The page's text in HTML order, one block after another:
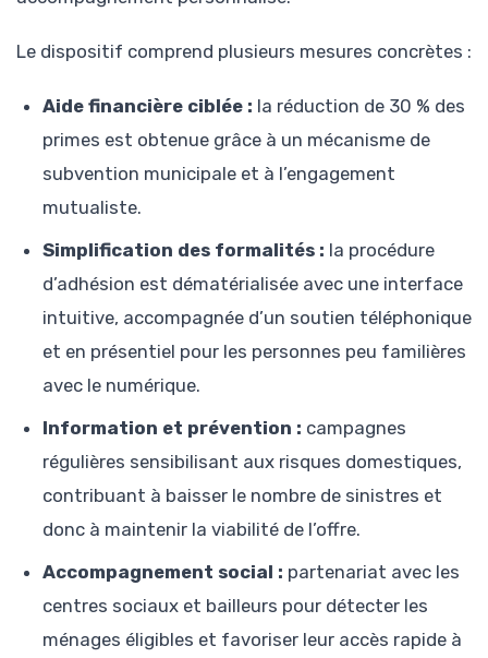
Le dispositif comprend plusieurs mesures concrètes :
Aide financière ciblée : la réduction de 30 % des
primes est obtenue grâce à un mécanisme de
subvention municipale et à l’engagement
mutualiste.
Simplification des formalités : la procédure
d’adhésion est dématérialisée avec une interface
intuitive, accompagnée d’un soutien téléphonique
et en présentiel pour les personnes peu familières
avec le numérique.
Information et prévention : campagnes
régulières sensibilisant aux risques domestiques,
contribuant à baisser le nombre de sinistres et
donc à maintenir la viabilité de l’offre.
Accompagnement social : partenariat avec les
centres sociaux et bailleurs pour détecter les
ménages éligibles et favoriser leur accès rapide à